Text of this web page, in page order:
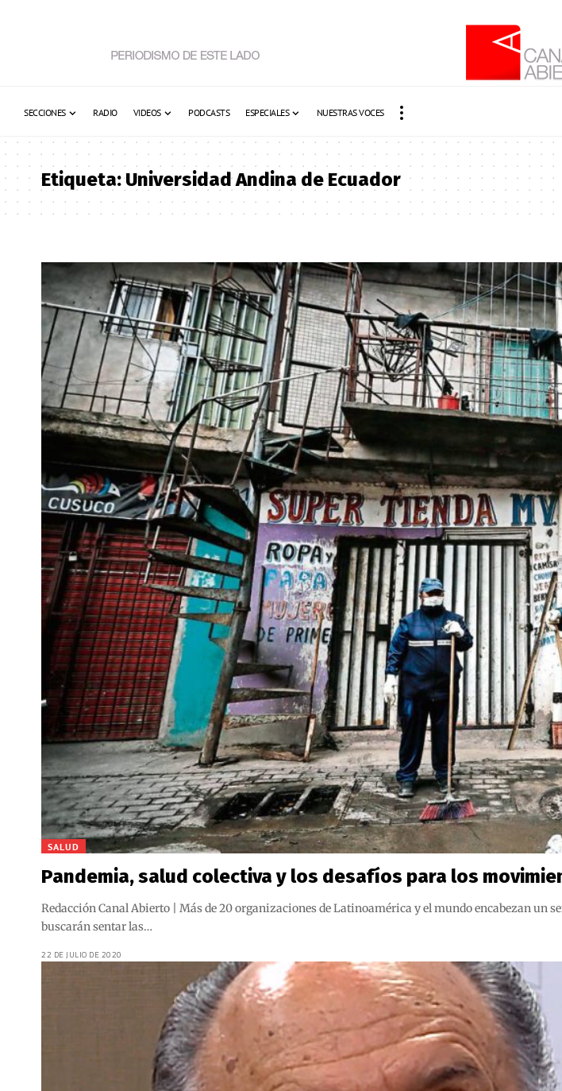
SECCIONES RADIO VIDEOS PODCASTS ESPECIALES NUESTRAS VOCES
Etiqueta:Universidad Andina de Ecuador
SALUD
Pandemia, salud colectiva y los desafíos para los
Redacción Canal Abierto | Más de 20 organizaciones de Latinoamérica y el mundo encabezan
buscarán sentar las…
22 DE JULIO DE 2020